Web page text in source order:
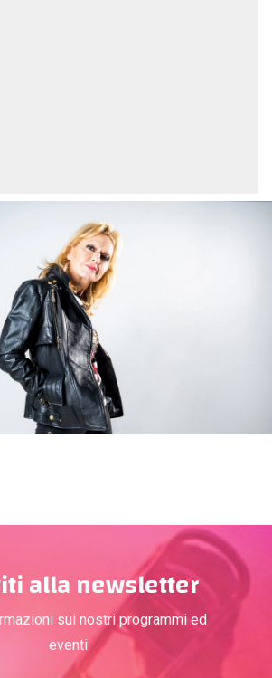
alla newsletter
sui nostri programmi ed
eventi.